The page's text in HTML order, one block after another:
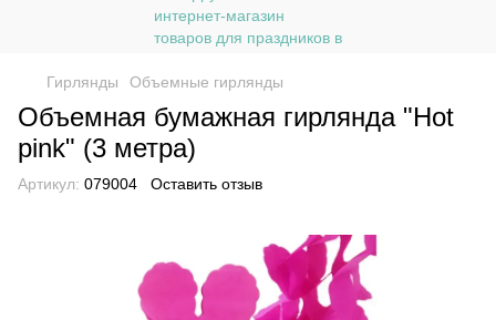
Гирлянды Объемные гирлянды
Объемная бумажная гирлянда "Hot
pink" (3 метра)
Артикул: 079004 Оставить отзыв